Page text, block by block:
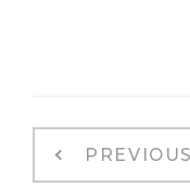
PREVIOUS